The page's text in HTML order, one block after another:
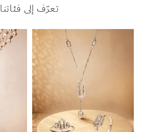
تعرّف إلى فئاتنا